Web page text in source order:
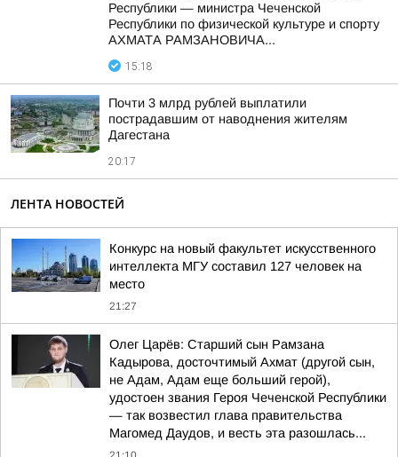
Республики — министра Чеченской
Республики по физической культуре и спорту
АХМАТА РАМЗАНОВИЧА...
15:18
Почти 3 млрд рублей выплатили
пострадавшим от наводнения жителям
Дагестана
20:17
ЛЕНТА НОВОСТЕЙ
Конкурс на новый факультет искусственного
интеллекта МГУ составил 127 человек на
место
21:27
Олег Царёв: Старший сын Рамзана
Кадырова, досточтимый Ахмат (другой сын,
не Адам, Адам еще больший герой),
удостоен звания Героя Чеченской Республики
— так возвестил глава правительства
Магомед Даудов, и весть эта разошлась...